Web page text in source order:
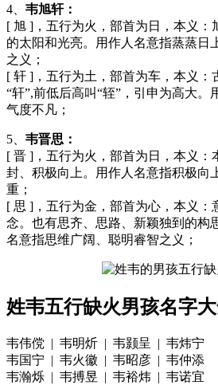
4、 韦旭轩：
[ 旭 ]，五行为火，部首为日，本义：
的太阳和光亮。用作人名意指蒸蒸日
之义；
[ 轩 ]，五行为土，部首为车，本义：
“轩”,前低后高叫“轾”，引申为高大。
气度不凡；
5、 韦晋思：
[ 晋 ]，五行为火，部首为日，本义：
封、积极向上。用作人名意指积极向
重；
[ 思 ]，五行为金，部首为心，本义：
念。也有思齐、思路、新颖独到的构
名意指思维广阔、聪明睿智之义；
姓韦五行缺火男孩名字
韦伟傥 | 韦明炘 | 韦颢呈 | 韦炜宁
韦国宁 | 韦火徽 | 韦昭彦 | 韦仲添
韦瀚烁 | 韦搏昱 | 韦裕炜 | 韦诺宜